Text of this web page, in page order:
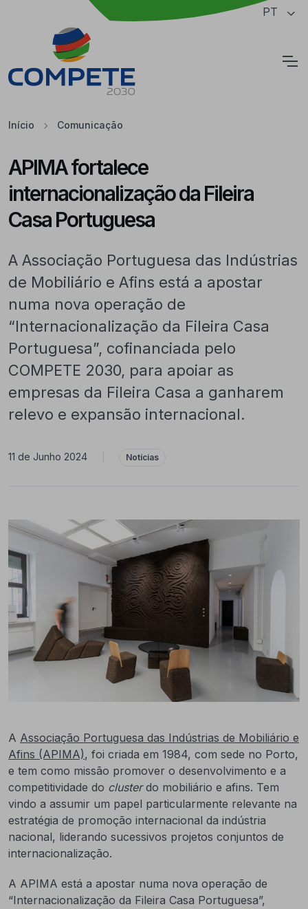
Saltar para o conteúdo principal da página PT
Início Comunicação
APIMA fortalece
internacionalização da Fileira
Casa Portuguesa
A Associação Portuguesa das Indústrias
de Mobiliário e Afins está a apostar
numa nova operação de
“Internacionalização da Fileira Casa
Portuguesa”, cofinanciada pelo
COMPETE 2030, para apoiar as
empresas da Fileira Casa a ganharem
relevo e expansão internacional.
11 de Junho 2024 Notícias
A Associação Portuguesa das Indústrias de Mobiliário e
Afins (APIMA), foi criada em 1984, com sede no Porto,
e tem como missão promover o desenvolvimento e a
competitividade do clusterdo mobiliário e afins. Tem
vindo a assumir um papel particularmente relevante na
estratégia de promoção internacional da indústria
nacional, liderando sucessivos projetos conjuntos de
internacionalização.
A APIMA está a apostar numa nova operação de
“Internacionalização da Fileira Casa Portuguesa”,